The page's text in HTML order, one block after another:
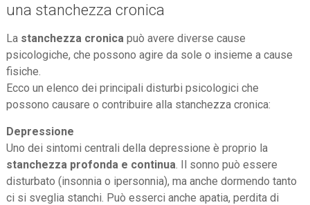
una stanchezza cronica
La stanchezza cronicapuò avere diverse cause
psicologiche, che possono agire da sole o insieme a cause
fisiche.
Ecco un elenco dei principali disturbi psicologici che
possono causare o contribuire alla stanchezza cronica:
Depressione
Uno dei sintomi centrali della depressione è proprio la
stanchezza profonda e continua. Il sonno può essere
disturbato (insonnia o ipersonnia), ma anche dormendo tanto
ci si sveglia stanchi. Può esserci anche apatia, perdita di